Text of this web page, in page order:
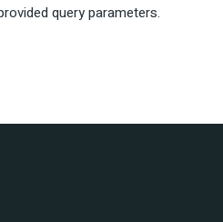
query parameters.